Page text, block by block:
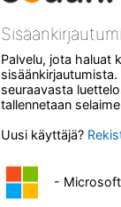
Palvelu, jota haluat
seuraavasta
tallennetaan
Uusi käyttäjä?
-